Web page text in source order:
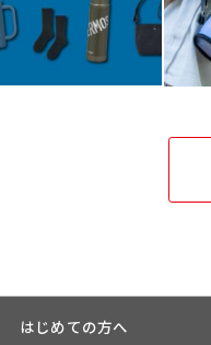
はじめての方へ